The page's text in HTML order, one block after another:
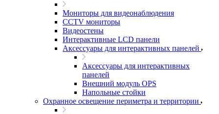
Мониторы для видеонаблюдения
CCTV мониторы
Видеостены
Интерактивные LCD панели
Аксессуары для интерактивных панелей
Аксессуары для интерактивных
панелей
Внешний модуль OPS
Напольные стойки
Охранное освещение периметра и территории